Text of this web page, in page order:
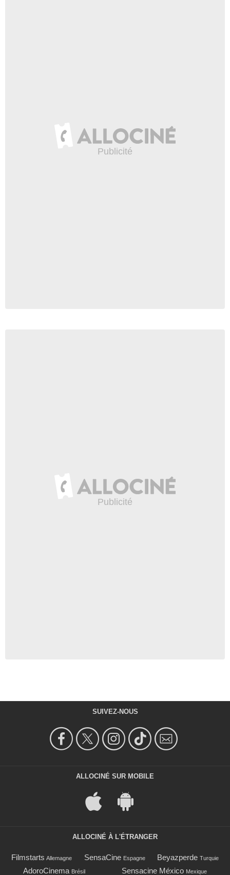
SUIVEZ-NOUS
ALLOCINÉ SUR MOBILE
ALLOCINÉ À L'ÉTRANGER
Filmstarts Allemagne SensaCine Espagne Beyazperde Turquie
AdoroCinema Brésil Sensacine México Mexique